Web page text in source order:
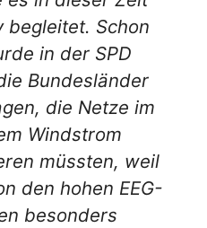
begleitet. Schon
in der SPD
Bundesländer
die Netze im
Windstrom
müssten, weil
den hohen EEG-
besonders